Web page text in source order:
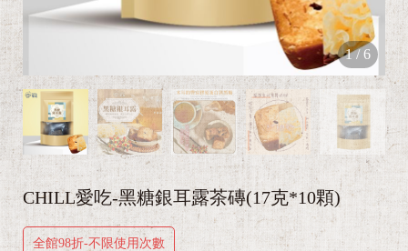
1/6
CHILL愛吃-黑糖銀耳露茶磚(17克*10顆)
全館98折-不限使用次數